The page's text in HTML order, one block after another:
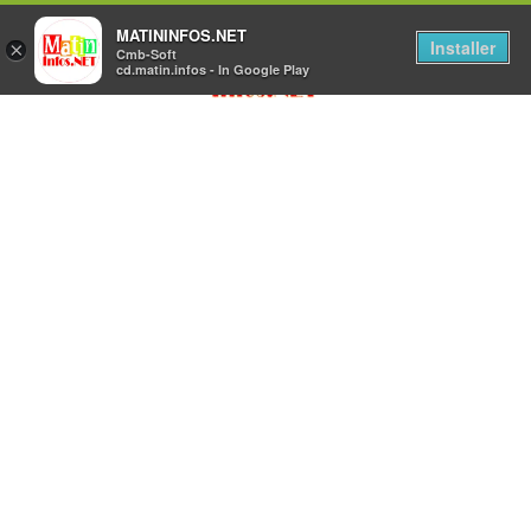
×
MATININFOS.NET
Cmb-Soft
cd.matin.infos - In Google Play
Installer